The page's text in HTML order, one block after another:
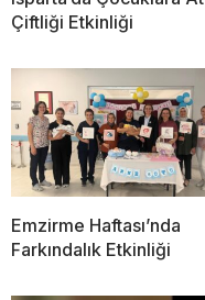
Çiftliği Etkinliği
Emzirme Haftası’nda
Farkındalık Etkinliği